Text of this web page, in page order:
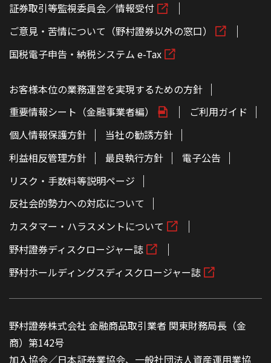
証券取引等監視委員会／情報受付
ご意見・苦情について（野村證券以外の窓口）
国税電子申告・納税システム e-Tax
お客様本位の業務運営を実現するための方針
重要情報シート（金融事業者編）
ご利用ガイド
個人情報保護方針
当社の勧誘方針
利益相反管理方針
最良執行方針
電子公告
リスク・手数料等説明ページ
反社会的勢力への対応について
カスタマー・ハラスメントについて
野村證券ディスクロージャー誌
野村ホールディングスディスクロージャー誌
野村證券株式会社 金融商品取引業者 関東財務局長（金
商）第142号
加入協会／日本証券業協会、一般社団法人資産運用業協